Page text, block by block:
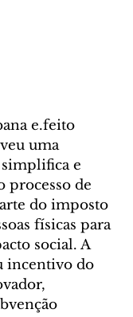
e.feito
uma
e
processo de
do imposto
físicas para
social. A
incentivo do